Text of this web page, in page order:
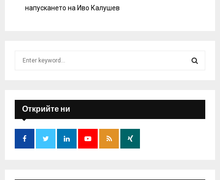
напускането на Иво Калушев
f
o
:
E
A
Открийте ни